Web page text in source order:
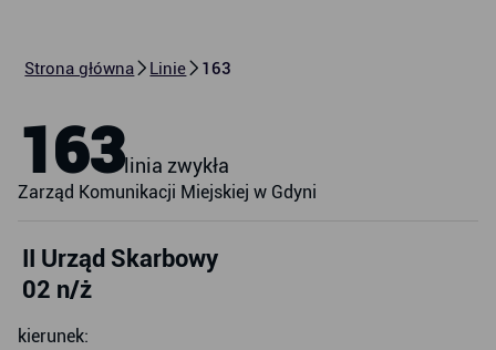
Strona główna Linie 163
163linia zwykła
Zarząd Komunikacji Miejskiej w Gdyni
II Urząd Skarbowy
02 n/ż
kierunek: